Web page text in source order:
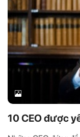
10 CEO được